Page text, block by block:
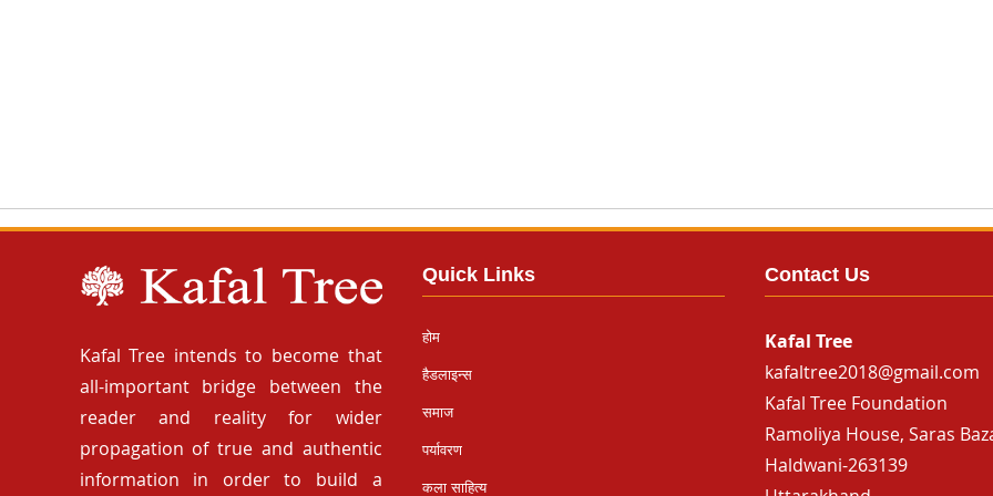
Kafal Tree intends to become that
all-important bridge between the
reader and reality for wider
propagation of true and authentic
information in order to build a
Quick Links
होम
हैडलाइन्स
समाज
पर्यावरण
कला साहित्य
Contact Us
Kafal Tree
kafaltree2018@gmail.com
Kafal Tree Foundation
Ramoliya House, Saras
Haldwani-263139